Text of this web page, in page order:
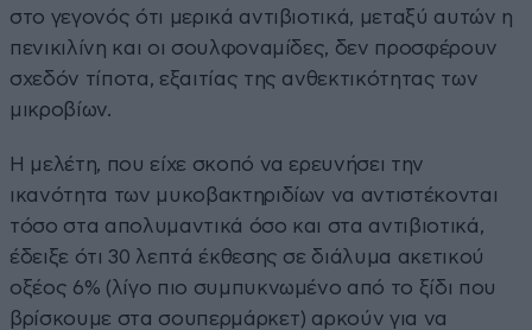
στο γεγονός ότι μερικά αντιβιοτικά, μεταξύ αυτών η
πενικιλίνη και οι σουλφοναμίδες, δεν προσφέρουν
σχεδόν τίποτα, εξαιτίας της ανθεκτικότητας των
μικροβίων.
Η μελέτη, που είχε σκοπό να ερευνήσει την
ικανότητα των μυκοβακτηριδίων να αντιστέκονται
τόσο στα απολυμαντικά όσο και στα αντιβιοτικά,
έδειξε ότι 30 λεπτά έκθεσης σε διάλυμα ακετικού
οξέος 6% (λίγο πιο συμπυκνωμένο από το ξίδι που
βρίσκουμε στα σουπερμάρκετ) αρκούν για να